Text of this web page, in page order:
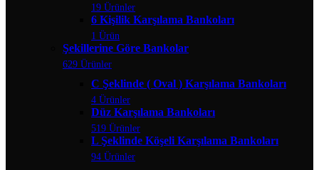
19 Ürünler
6 Kişilik Karşılama Bankoları
1 Ürün
Şekillerine Göre Bankolar
629 Ürünler
C Şeklinde ( Oval ) Karşılama Bankoları
4 Ürünler
Düz Karşılama Bankoları
519 Ürünler
L Şeklinde Köşeli Karşılama Bankoları
94 Ürünler